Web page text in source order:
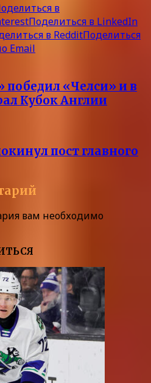
в
Поделиться в LinkedIn
в RedditПоделиться
Email
«Челси» и в
Кубок Англии
пост главного
вам необходимо